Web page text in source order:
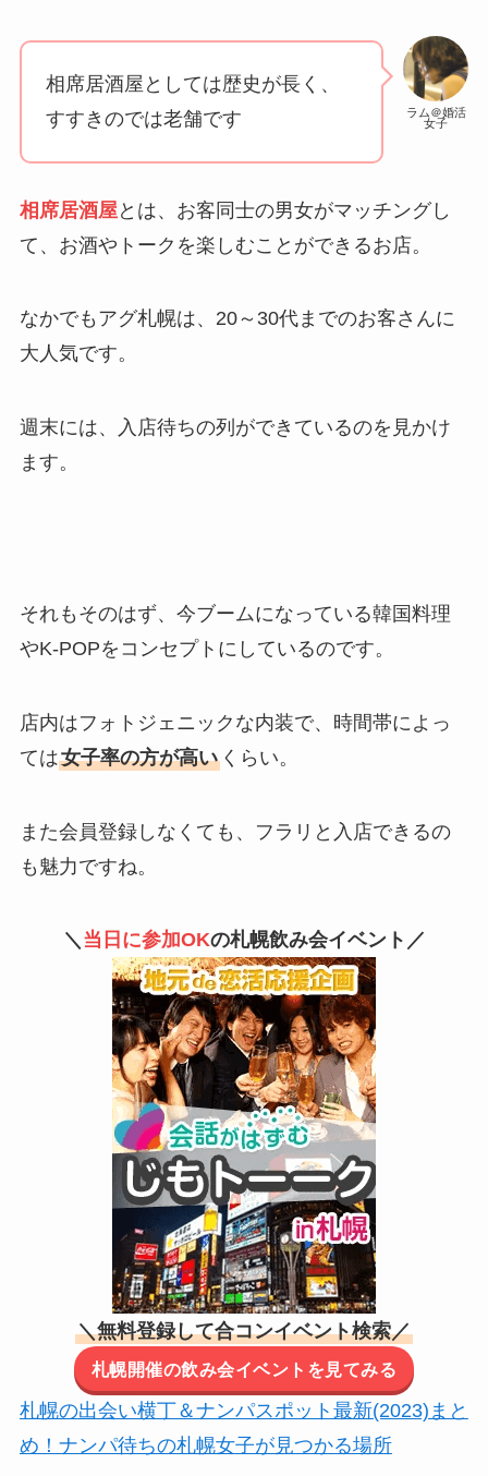
ラム＠婚活
女子
相席居酒屋としては歴史が長く、
すすきのでは老舗です
相席居酒屋 とは、お客同士の男女がマッチングし
て、お酒やトークを楽しむことができるお店。
なかでもアグ札幌は、20～30代までのお客さんに
大人気です。
週末には、入店待ちの列ができているのを見かけ
ます。
それもそのはず、今ブームになっている韓国料理
やK-POPをコンセプトにしているのです。
店内はフォトジェニックな内装で、時間帯によっ
ては女子率の方が高いくらい。
また会員登録しなくても、フラリと入店できるの
も魅力ですね。
＼ 当日に参加OKの札幌飲み会イベント／
＼無料登録して合コンイベント検索／
札幌開催の飲み会イベントを見てみる
札幌の出会い横丁＆ナンパスポット最新(2023)まと
め！ナンパ待ちの札幌女子が見つかる場所